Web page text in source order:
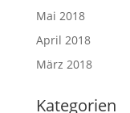
Mai 2018
April 2018
März 2018
Kategorien